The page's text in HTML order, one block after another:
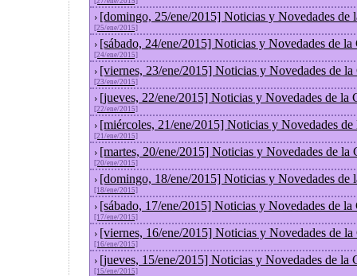
› [domingo, 25/ene/2015] Noticias y Novedades de
[25/ene/2015]
› [sábado, 24/ene/2015] Noticias y Novedades de la
[24/ene/2015]
› [viernes, 23/ene/2015] Noticias y Novedades de
[23/ene/2015]
› [jueves, 22/ene/2015] Noticias y Novedades de la
[22/ene/2015]
› [miércoles, 21/ene/2015] Noticias y Novedades
[21/ene/2015]
› [martes, 20/ene/2015] Noticias y Novedades de la
[20/ene/2015]
› [domingo, 18/ene/2015] Noticias y Novedades de
[18/ene/2015]
› [sábado, 17/ene/2015] Noticias y Novedades de la
[17/ene/2015]
› [viernes, 16/ene/2015] Noticias y Novedades de
[16/ene/2015]
› [jueves, 15/ene/2015] Noticias y Novedades de la
[15/ene/2015]